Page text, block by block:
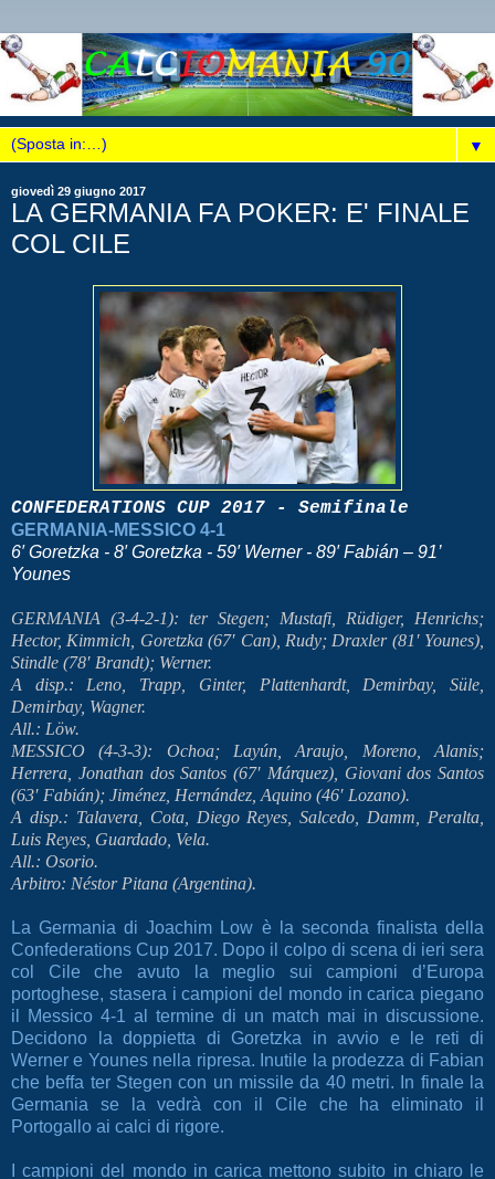
▼
giovedì 29 giugno 2017
LA GERMANIA FA POKER: E' FINALE
COL CILE
CONFEDERATIONS CUP 2017 - Semifinale
GERMANIA-MESSICO 4-1
6′ Goretzka - 8′ Goretzka - 59′ Werner - 89′ Fabián – 91’
Younes
GERMANIA (3-4-2-1): ter Stegen; Mustafi, Rüdiger, Henrichs;
Hector, Kimmich, Goretzka (67′ Can), Rudy; Draxler (81′ Younes),
Stindle (78′ Brandt); Werner.
A disp.: Leno, Trapp, Ginter, Plattenhardt, Demirbay, Süle,
Demirbay, Wagner.
All.: Löw.
MESSICO (4-3-3): Ochoa; Layún, Araujo, Moreno, Alanis;
Herrera, Jonathan dos Santos (67′ Márquez), Giovani dos Santos
(63′ Fabián); Jiménez, Hernández, Aquino (46′ Lozano).
A disp.: Talavera, Cota, Diego Reyes, Salcedo, Damm, Peralta,
Luis Reyes, Guardado, Vela.
All.: Osorio.
Arbitro: Néstor Pitana (Argentina).
La Germania di Joachim Low è la seconda finalista della
Confederations Cup 2017. Dopo il colpo di scena di ieri sera
col Cile che avuto la meglio sui campioni d’Europa
portoghese, stasera i campioni del mondo in carica piegano
il Messico 4-1 al termine di un match mai in discussione.
Decidono la doppietta di Goretzka in avvio e le reti di
Werner e Younes nella ripresa. Inutile la prodezza di Fabian
che beffa ter Stegen con un missile da 40 metri. In finale la
Germania se la vedrà con il Cile che ha eliminato il
Portogallo ai calci di rigore.
I campioni del mondo in carica mettono subito in chiaro le